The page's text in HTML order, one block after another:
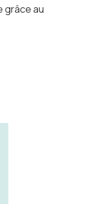
grâce au